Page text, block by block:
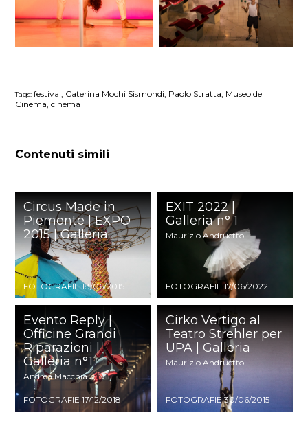
Tags: festival, Caterina Mochi Sismondi, Paolo Stratta, Museo del
Cinema, cinema
Contenuti simili
Circus Made in
Piemonte | EXPO
2015 | Galleria
FOTOGRAFIE 18/06/2015
EXIT 2022 |
Galleria n° 1
Maurizio Andruetto
FOTOGRAFIE 17/06/2022
Evento Reply |
Officine Grandi
Riparazioni |
Galleria n°1
Andrea Macchia
FOTOGRAFIE 17/12/2018
Cirko Vertigo al
Teatro Strehler per
UPA | Galleria
Maurizio Andruetto
FOTOGRAFIE 30/06/2015